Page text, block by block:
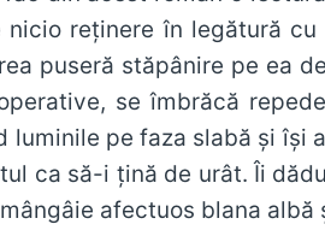
nicio reținere în legătură
puseră stăpânire pe ea
se îmbrăcă
pe faza slabă și își
ca să-i țină de urât. Îi
afectuos blana albă